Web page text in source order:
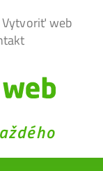
Vytvoriť web